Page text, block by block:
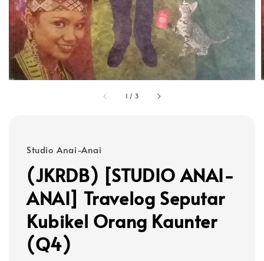
1 / 3
Studio Anai-Anai
(JKRDB) [STUDIO ANAI-
ANAI] Travelog Seputar
Kubikel Orang Kaunter
(Q4)